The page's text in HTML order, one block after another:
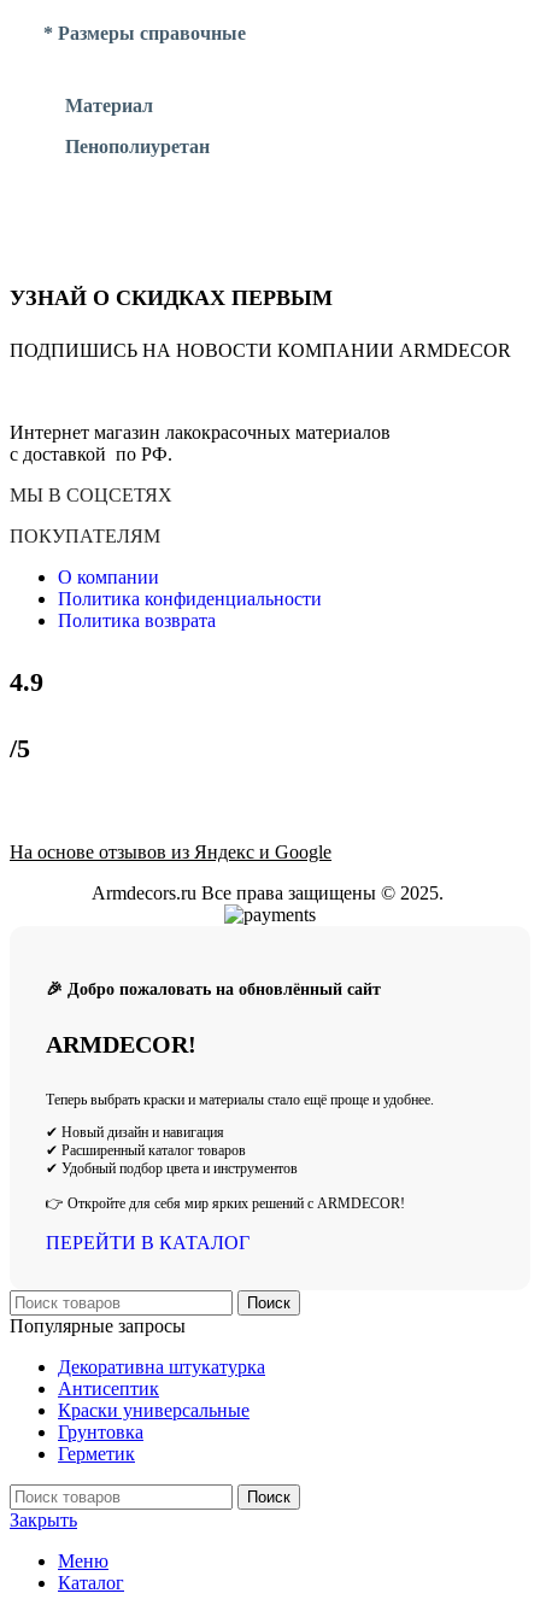
* Размеры справочные
Материал
Пенополиуретан
УЗНАЙ О СКИДКАХ ПЕРВЫМ
ПОДПИШИСЬ НА НОВОСТИ КОМПАНИИ ARMDECOR
Интернет магазин лакокрасочных материалов
с доставкой по РФ.
МЫ В СОЦСЕТЯХ
ПОКУПАТЕЛЯМ
О компании
Политика конфиденциальности
Политика возврата
4.9
/5
На основе отзывов из Яндекс и Google
Armdecors.ru Все права защищены © 2025. ​
🎉 Добро пожаловать на обновлённый сайт
ARMDECOR!
Теперь выбрать краски и материалы стало ещё проще и удобнее.
✔ Новый дизайн и навигация
✔ Расширенный каталог товаров
✔ Удобный подбор цвета и инструментов
👉 Откройте для себя мир ярких решений с ARMDECOR!
ПЕРЕЙТИ В КАТАЛОГ
Поиск
Популярные запросы
Декоративна штукатурка
Антисептик
Краски универсальные
Грунтовка
Герметик
Поиск
Закрыть
Меню
Каталог